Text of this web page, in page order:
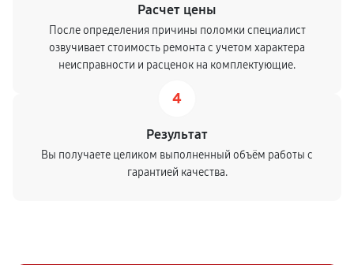
Расчет цены
После определения причины поломки специалист
озвучивает стоимость ремонта с учетом характера
неисправности и расценок на комплектующие.
4
Результат
Вы получаете целиком выполненный объём работы с
гарантией качества.